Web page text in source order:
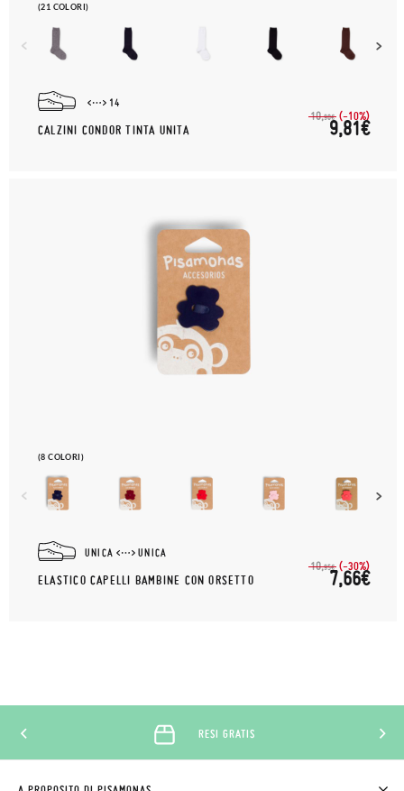
(21 COLORI)
14
CALZINI CONDOR TINTA UNITA
10,90€ (-10%)
9,81€
(8 COLORI)
UNICA UNICA
ELASTICO CAPELLI BAMBINE CON ORSETTO
10,95€ (-30%)
7,66€
RESI GRATIS